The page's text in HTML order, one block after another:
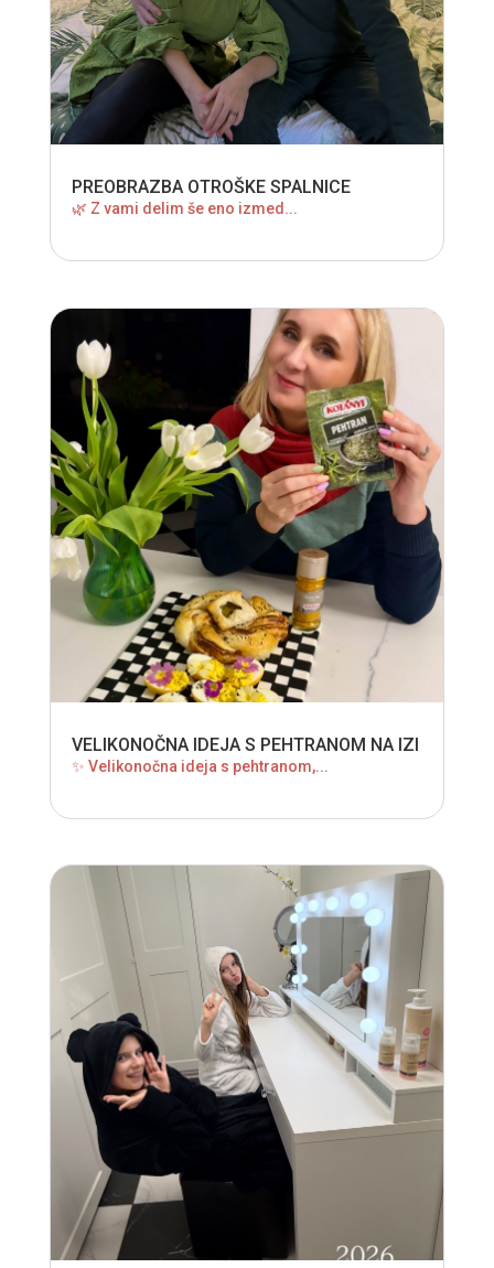
PREOBRAZBA OTROŠKE SPALNICE
🌿 Z vami delim še eno izmed...
VELIKONOČNA IDEJA S PEHTRANOM NA IZI
✨ Velikonočna ideja s pehtranom,...